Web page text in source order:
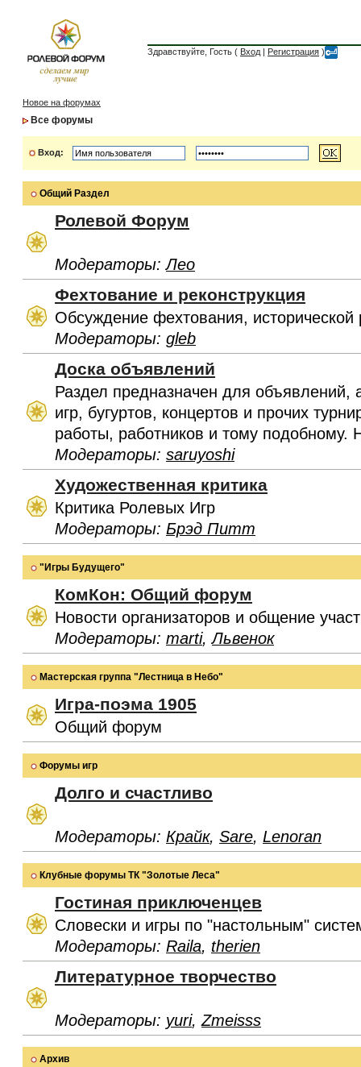
Здравствуйте, Гость ( Вход | Регистрация )
Новое на форумах
Все форумы
Вход:
Общий Раздел
Ролевой Форум
Модераторы:Лео
Фехтование и реконструкция
Обсуждение фехтования, исторической
Модераторы: gleb
Доска объявлений
Раздел предназначен для объявлений,
игр, бугуртов, концертов и прочих
работы, работников и тому подобному.
Модераторы: saruyoshi
Художественная критика
Критика Ролевых Игр
Модераторы: Брэд Питт
"Игры Будущего"
КомКон: Общий форум
Новости организаторов и общение
Модераторы: marti,Львенок
Мастерская группа "Лестница в Небо"
Игра-поэма 1905
Общий форум
Форумы игр
Долго и счастливо
Модераторы: Крайк, Sare, Lenoran
Клубные форумы ТК "Золотые Леса"
Гостиная приключенцев
Словески и игры по "настольным"
Модераторы: Raila, therien
Литературное творчество
Модераторы: yuri, Zmeisss
Архив